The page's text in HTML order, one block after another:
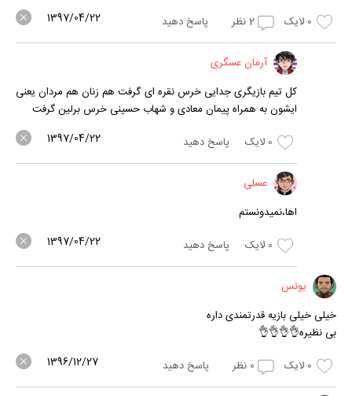
0 لایک 2نظر پاسخ دهید 1397/04/22
آرمان عسگری
کل تیم بازیگری جدایی خرس نقره ای گرفت هم زنان هم مردان یعنی
ایشون به همراه پیمان معادی و شهاب حسینی خرس برلین گرفت
0 لایک پاسخ دهید 1397/04/22
عسلی
اها،نمیدونستم
0 لایک پاسخ دهید 1397/04/22
یونس
خیلی خیلی بازیه قدرتمندی داره
بی نظیره👌👌👌👌
0 لایک 0 نظر پاسخ دهید 1396/12/27